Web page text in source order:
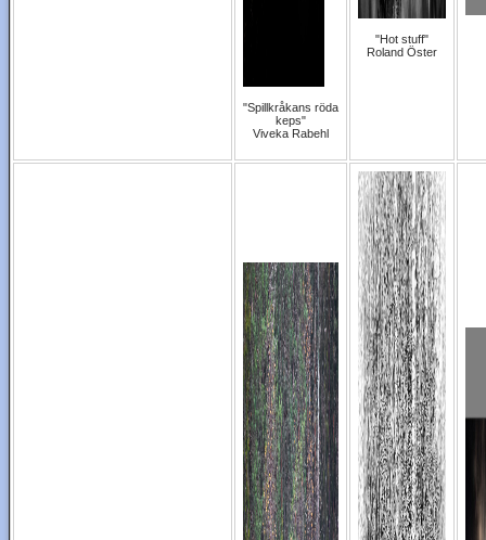
"Spillkråkans röda
keps"
Viveka Rabehl
"Hot stuff"
Roland Öster